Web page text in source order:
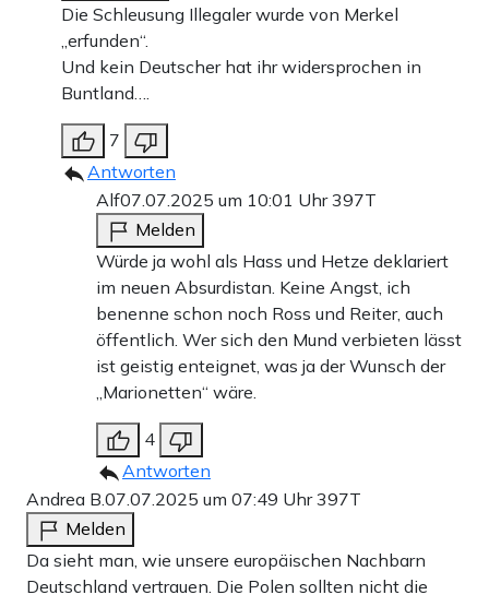
Die Schleusung Illegaler wurde von Merkel
„erfunden“.
Und kein Deutscher hat ihr widersprochen in
Buntland….
7
Antworten
Alf07.07.2025 um 10:01 Uhr397T
Melden
Würde ja wohl als Hass und Hetze deklariert
im neuen Absurdistan. Keine Angst, ich
benenne schon noch Ross und Reiter, auch
öffentlich. Wer sich den Mund verbieten lässt
ist geistig enteignet, was ja der Wunsch der
„Marionetten“ wäre.
4
Antworten
Andrea B.07.07.2025 um 07:49 Uhr397T
Melden
Da sieht man, wie unsere europäischen Nachbarn
Deutschland vertrauen. Die Polen sollten nicht die